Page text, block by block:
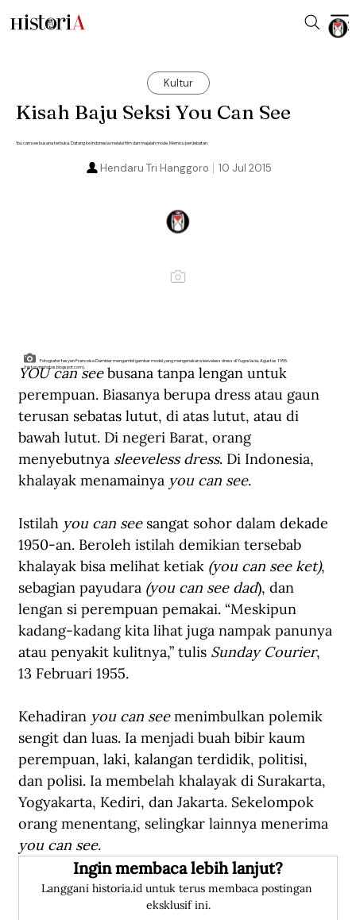
Kultur
Kisah Baju Seksi You Can See
You can see busana terbuka. Datang ke Indonesia melalui film dan majalah mode. Memicu perdebatan.
10 Jul 2015
Hendaru Tri Hanggoro
Fotografer fesyen Francoise Dambier mengambil gambar model yang mengenakan sleeveless dress di Yugoslavia, Agustus 1955.
(historyinphotos.blogspot.com).
YOU can see busana tanpa lengan untuk
perempuan. Biasanya berupa dress atau gaun
terusan sebatas lutut, di atas lutut, atau di
bawah lutut. Di negeri Barat, orang
menyebutnya sleeveless dress. Di Indonesia,
khalayak menamainya you can see.
Istilah you can see sangat sohor dalam dekade
1950-an. Beroleh istilah demikian tersebab
khalayak bisa melihat ketiak (you can see ket),
sebagian payudara (you can see dad), dan
lengan si perempuan pemakai. “Meskipun
kadang-kadang kita lihat juga nampak panunya
atau penyakit kulitnya,” tulis Sunday Courier,
13 Februari 1955.
Kehadiran you can see menimbulkan polemik
sengit dan luas. Ia menjadi buah bibir kaum
perempuan, laki, kalangan terdidik, politisi,
dan polisi. Ia membelah khalayak di Surakarta,
Yogyakarta, Kediri, dan Jakarta. Sekelompok
orang menentang, selingkar lainnya menerima
you can see.
Ingin membaca lebih lanjut?
Langgani historia.id untuk terus membaca postingan
eksklusif ini.